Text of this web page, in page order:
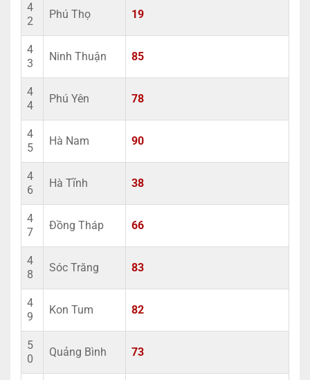
4
2
Phú Thọ 19
4
3
Ninh Thuận 85
4
4
Phú Yên 78
4
5
Hà Nam 90
4
6
Hà Tĩnh 38
4
7
Đồng Tháp 66
4
8
Sóc Trăng 83
4
9
Kon Tum 82
5
0
Quảng Bình 73